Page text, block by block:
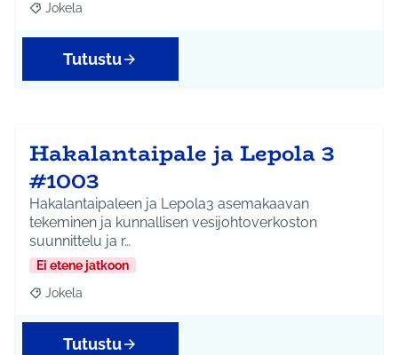
Rajaa tulokset aihepiirin mukaan: Jokela
Jokela
Tutustu
Hakalantaipale ja Lepola 3
#1003
Hakalantaipaleen ja Lepola3 asemakaavan
tekeminen ja kunnallisen vesijohtoverkoston
suunnittelu ja r…
Ei etene jatkoon
Rajaa tulokset aihepiirin mukaan: Jokela
Jokela
Tutustu